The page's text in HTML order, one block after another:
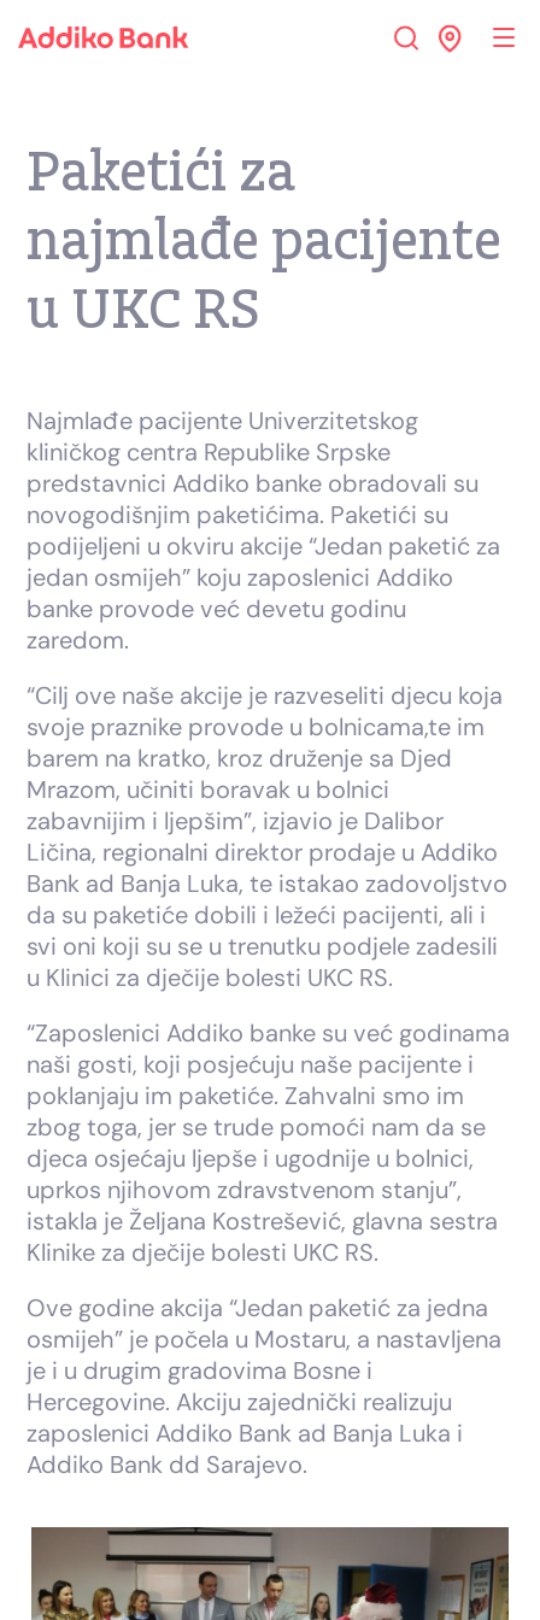
Paketići za
najmlađe pacijente
u UKC RS
Najmlađe pacijente Univerzitetskog
kliničkog centra Republike Srpske
predstavnici Addiko banke obradovali su
novogodišnjim paketićima. Paketići su
podijeljeni u okviru akcije “Jedan paketić za
jedan osmijeh” koju zaposlenici Addiko
banke provode već devetu godinu
zaredom.
“Cilj ove naše akcije je razveseliti djecu koja
svoje praznike provode u bolnicama,te im
barem na kratko, kroz druženje sa Djed
Mrazom, učiniti boravak u bolnici
zabavnijim i ljepšim”, izjavio je Dalibor
Ličina, regionalni direktor prodaje u Addiko
Bank ad Banja Luka, te istakao zadovoljstvo
da su paketiće dobili i ležeći pacijenti, ali i
svi oni koji su se u trenutku podjele zadesili
u Klinici za dječije bolesti UKC RS.
“Zaposlenici Addiko banke su već godinama
naši gosti, koji posjećuju naše pacijente i
poklanjaju im paketiće. Zahvalni smo im
zbog toga, jer se trude pomoći nam da se
djeca osjećaju ljepše i ugodnije u bolnici,
uprkos njihovom zdravstvenom stanju”,
istakla je Željana Kostrešević, glavna sestra
Klinike za dječije bolesti UKC RS.
Ove godine akcija “Jedan paketić za jedna
osmijeh” je počela u Mostaru, a nastavljena
je i u drugim gradovima Bosne i
Hercegovine. Akciju zajednički realizuju
zaposlenici Addiko Bank ad Banja Luka i
Addiko Bank dd Sarajevo.